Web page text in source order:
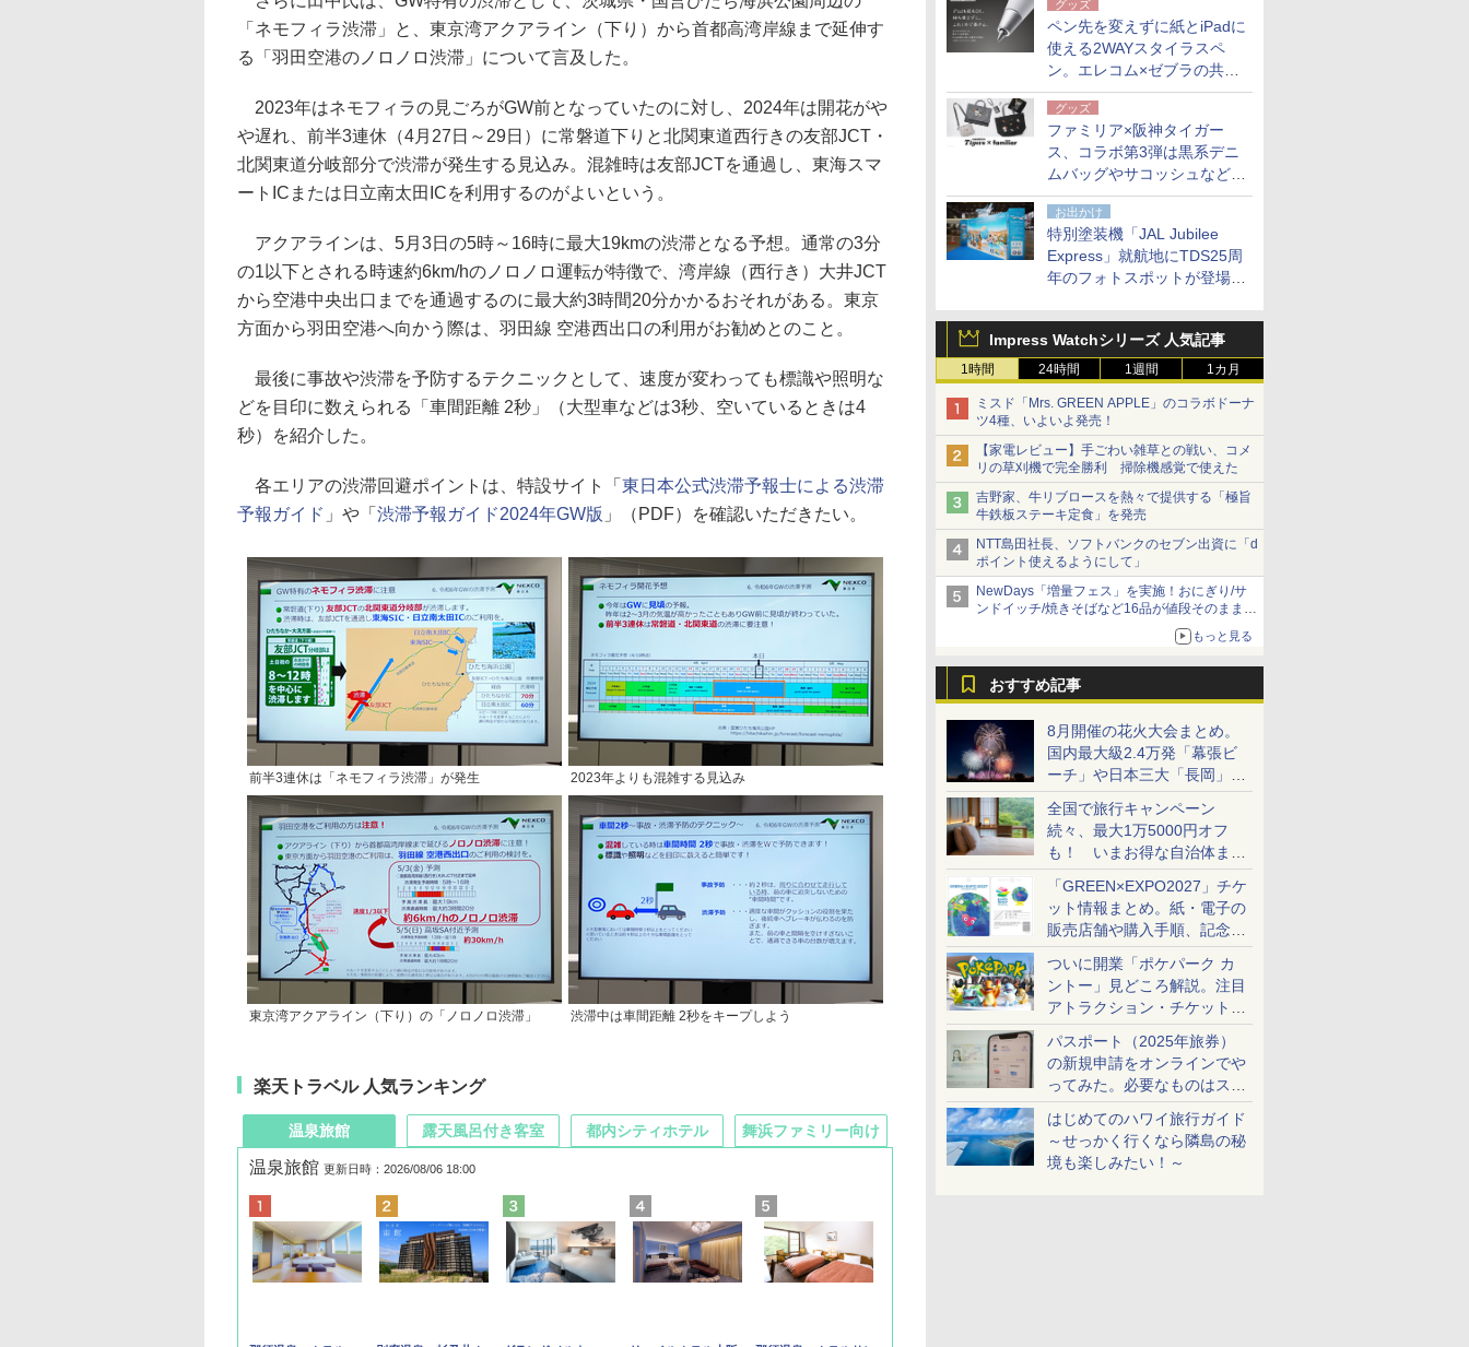
ンパクトに保管
グッズ
ペン先を変えずに紙とiPadに
使える2WAYスタイラスペ
ン。エレコム×ゼブラの共同
開発
グッズ
ファミリア×阪神タイガー
ス、コラボ第3弾は黒系デニ
ムバッグやサコッシュなど6
点。8月21日オンラインスト
アで発売
お出かけ
特別塗装機「JAL Jubilee
Express」就航地にTDS25周
年のフォトスポットが登場。
Impress Watchシリーズ 人気記事
1時間 24時間 1週間 1カ月
ミスド「Mrs. GREEN APPLE」のコラボドーナ
ツ4種、いよいよ発売！
【家電レビュー】手ごわい雑草との戦い、コメ
リの草刈機で完全勝利 掃除機感覚で使えた
吉野家、牛リブロースを熱々で提供する「極旨
牛鉄板ステーキ定食」を発売
NTT島田社長、ソフトバンクのセブン出資に「d
ポイント使えるようにして」
NewDays「増量フェス」を実施！おにぎり/サ
ンドイッチ/焼きそばなど16品が値段そのままで
もっと見る
おすすめ記事
8月開催の花火大会まとめ。
国内最大級2.4万発「幕張ビ
ーチ」や日本三大「長岡」な
ど大型イベント目白押し！
全国で旅行キャンペーン
続々、最大1万5000円オフ
も！ いまお得な自治体まと
め
「GREEN×EXPO2027」チケ
ット情報まとめ。紙・電子の
販売店舗や購入手順、記念チ
ケットも解説
ついに開業「ポケパーク カ
ントー」見どころ解説。注目
アトラクション・チケット手
配・来場前に必要な準備は？
パスポート（2025年旅券）
の新規申請をオンラインでや
ってみた。必要なものはスマ
ホとマイナカードのみ
はじめてのハワイ旅行ガイド
～せっかく行くなら隣島の秘
境も楽しみたい！～
「ネモフィラ渋滞」と、東京湾アクアライン（下り）から首都高湾岸線まで延伸す
る「羽田空港のノロノロ渋滞」について言及した。
2023年はネモフィラの見ごろがGW前となっていたのに対し、2024年は開花がや
や遅れ、前半3連休（4月27日～29日）に常磐道下りと北関東道西行きの友部JCT・
北関東道分岐部分で渋滞が発生する見込み。混雑時は友部JCTを通過し、東海スマ
ートICまたは日立南太田ICを利用するのがよいという。
アクアラインは、5月3日の5時～16時に最大19kmの渋滞となる予想。通常の3分
の1以下とされる時速約6km/hのノロノロ運転が特徴で、湾岸線（西行き）大井JCT
から空港中央出口までを通過するのに最大約3時間20分かかるおそれがある。東京
方面から羽田空港へ向かう際は、羽田線 空港西出口の利用がお勧めとのこと。
最後に事故や渋滞を予防するテクニックとして、速度が変わっても標識や照明な
どを目印に数えられる「車間距離 2秒」（大型車などは3秒、空いているときは4
秒）を紹介した。
各エリアの渋滞回避ポイントは、特設サイト「 東日本公式渋滞予報士による渋滞
予報ガイド 」や「 渋滞予報ガイド2024年GW版 」（PDF）を確認いただきたい。
前半3連休は「ネモフィラ渋滞」が発生 2023年よりも混雑する見込み
東京湾アクアライン（下り）の「ノロノロ渋滞」 渋滞中は車間距離 2秒をキープしよう
楽天トラベル 人気ランキング
温泉旅館
温泉旅館 更新日時：2026/08/06 18:00
露天風呂付き客室 都内シティホテル 舞浜ファミリー向け